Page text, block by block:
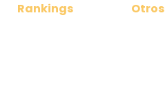
Rankings Otros